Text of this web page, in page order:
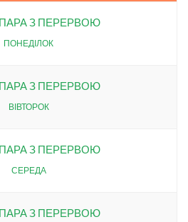
З ПЕРЕРВОЮ
ПОНЕДІЛОК
З ПЕРЕРВОЮ
ВІВТОРОК
З ПЕРЕРВОЮ
СЕРЕДА
З ПЕРЕРВОЮ